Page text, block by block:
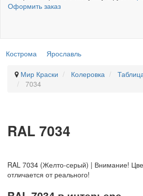
Оформить заказ
Кострома Ярославль
Мир Краски Колеровка
7034
RAL 7034
RAL 7034 (Желто-серый) | Внимание!
отличается от реального!